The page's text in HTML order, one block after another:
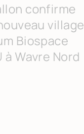
confirme
village
Biospace
à Wavre Nord